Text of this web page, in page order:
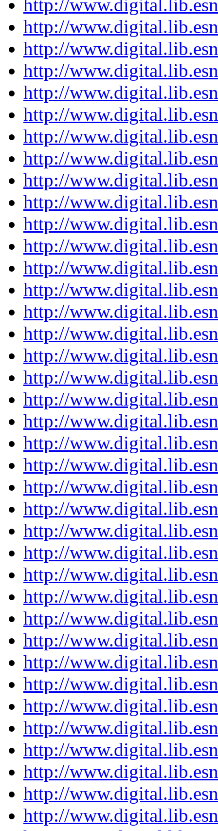
http://
http://
http://
http://
http://
http://
http://
http://
http://
http://
http://
http://
http://
http://
http://
http://
http://
http://
http://
http://
http://
http://
http://
http://
http://
http://
http://
http://
http://
http://
http://
http://
http://
http://
http://
http://
http://
http://